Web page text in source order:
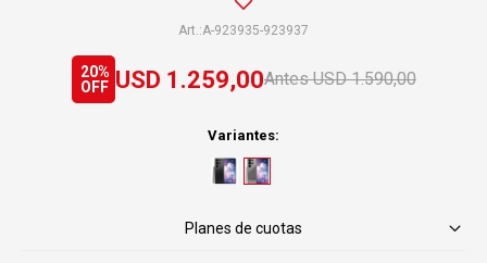
A-923935-923937
USD 1.259,00 USD 1.590,00
20
Variantes:
Planes de cuotas